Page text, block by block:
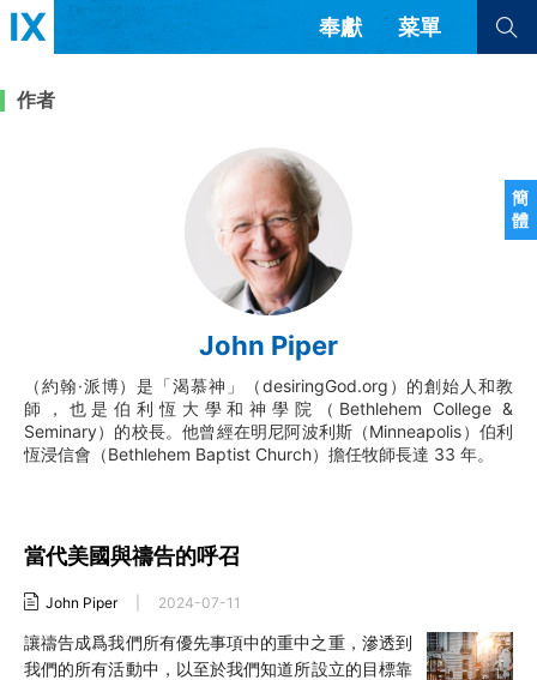
簡
體
奉獻 菜單
書評 訪談
解經式講道與神學
福音傳講與宣教 成員制與教會紀律
團契生活與禱告
查看全部
查看全部
隱私條款
正體中文
西班牙語
葡萄牙語
俄語
烏茲別克語
达里语
波斯語
法語
羅馬尼亞語
波蘭語
作者
John Piper
（約翰·派博）是「渴慕神」（desiringGod.org）的創始人和教
師，也是伯利恆大學和神學院（Bethlehem College &
Seminary）的校長。他曾經在明尼阿波利斯（Minneapolis）伯利
恆浸信會（Bethlehem Baptist Church）擔任牧師長達 33 年。
當代美國與禱告的呼召
John Piper 2024-07-11
讓禱告成爲我們所有優先事項中的重中之重，滲透到
我們的所有活動中，以至於我們知道所設立的目標靠